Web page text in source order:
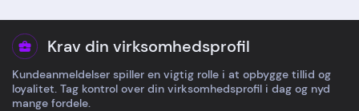
Krav din virksomhedsprofil
Kundeanmeldelser spiller en vigtig rolle i at opbygge tillid og
loyalitet. Tag kontrol over din virksomhedsprofil i dag og nyd
mange fordele.